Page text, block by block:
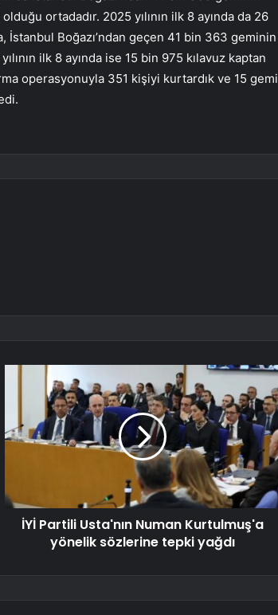
ortadadır. 2025 yılının ilk 8 ayında da 26
Boğazı’ndan geçen 41 bin 363 geminin
ilk 8 ayında ise 15 bin 975 kılavuz kaptan
operasyonuyla 351 kişiyi kurtardık ve 15 gemi
İYİ Partili Usta'nın Numan Kurtulmuş'a
yönelik sözlerine tepki yağdı